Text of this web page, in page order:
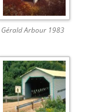
Gérald Arbour 1983